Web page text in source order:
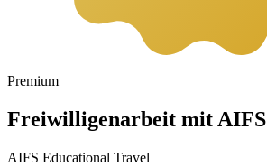
Premium
Freiwilligenarbeit mit AIFS
AIFS Educational Travel